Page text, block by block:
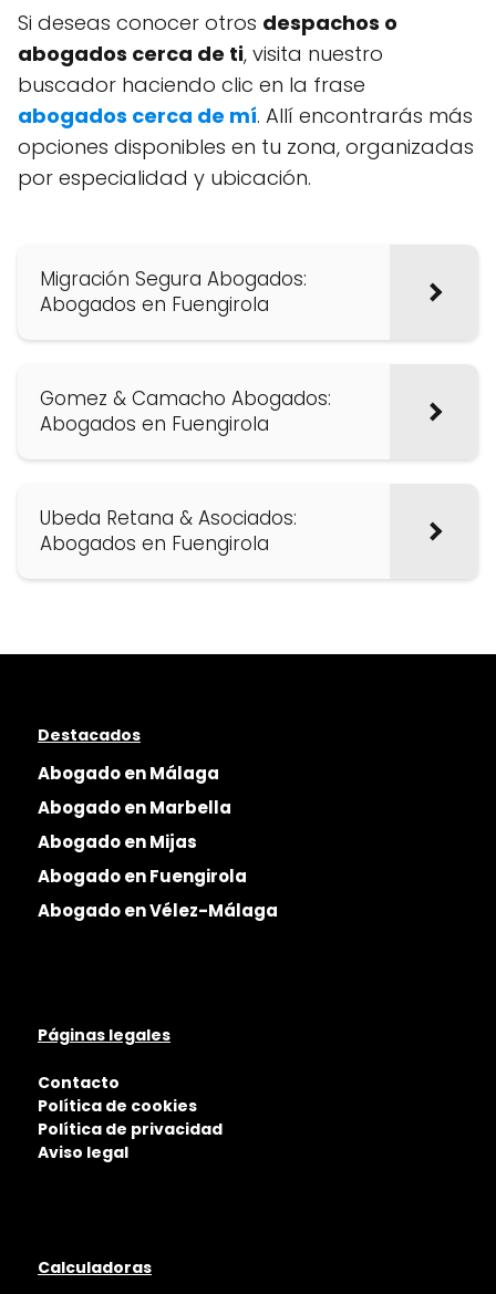
Si deseas conocer otros despachos o
abogados cerca de ti, visita nuestro
buscador haciendo clic en la frase
abogados cerca de mí. Allí encontrarás más
opciones disponibles en tu zona, organizadas
por especialidad y ubicación.
Migración Segura Abogados:
Abogados en Fuengirola
Gomez & Camacho Abogados:
Abogados en Fuengirola
Ubeda Retana & Asociados:
Abogados en Fuengirola
Destacados
Abogado en Málaga
Abogado en Marbella
Abogado en Mijas
Abogado en Fuengirola
Abogado en Vélez-Málaga
Páginas legales
Contacto
Política de cookies
Política de privacidad
Aviso legal
Calculadoras